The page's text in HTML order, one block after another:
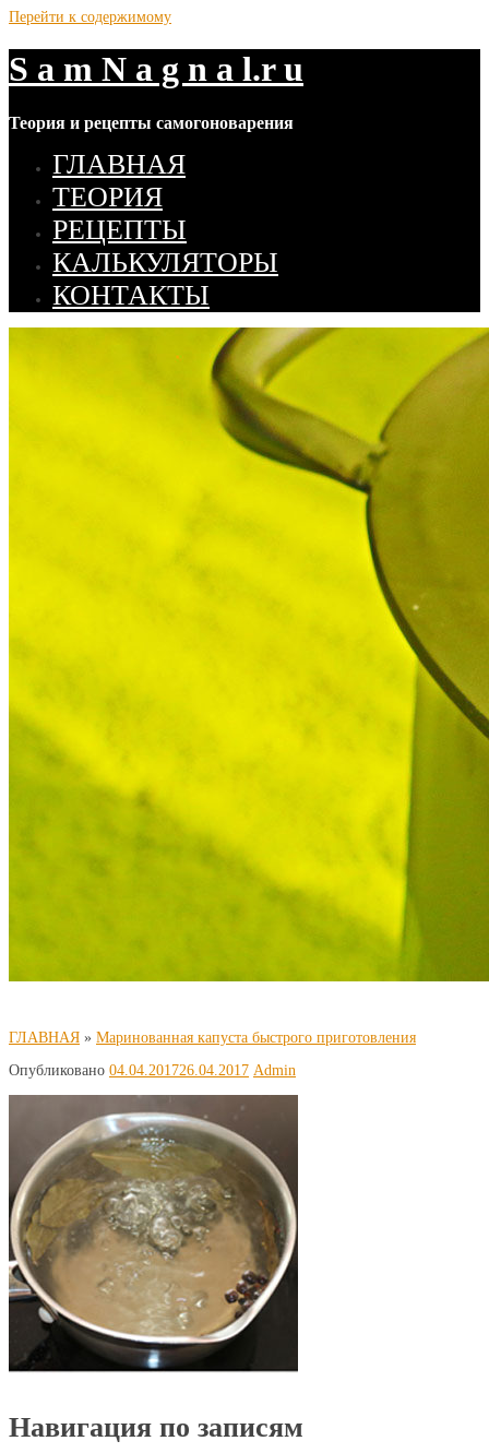
Перейти к содержимому
S a m N a g n a l.r u
Теория и рецепты самогоноварения
ГЛАВНАЯ
ТЕОРИЯ
РЕЦЕПТЫ
КАЛЬКУЛЯТОРЫ
КОНТАКТЫ
ГЛАВНАЯ » Маринованная капуста быстрого приготовления
Опубликовано 04.04.201726.04.2017 Admin
Навигация по записям